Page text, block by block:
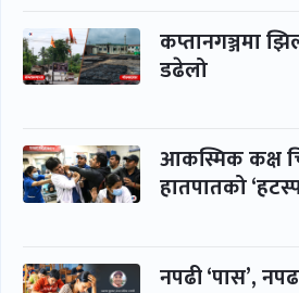
कप्तानगञ्जमा
डढेलो
आकस्मिक कक्ष
हातपातको
नपढी ‘पास’,